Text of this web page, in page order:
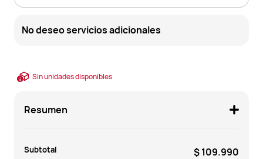
No deseo servicios adicionales
Sin unidades disponibles
Resumen
Subtotal $ 109.990